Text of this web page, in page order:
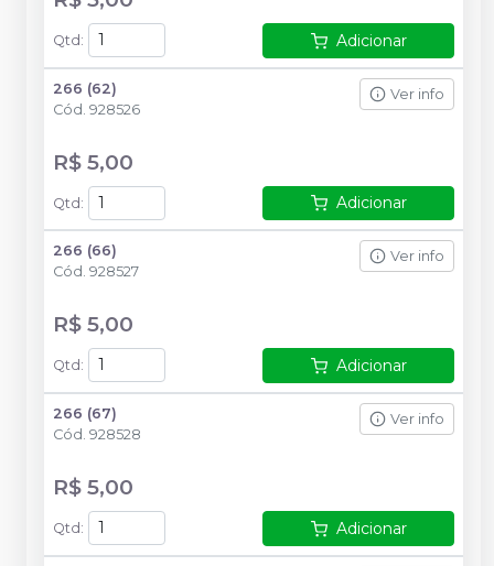
Qtd: Adicionar
266 (62)
Cód. 928526
Ver info
R$ 5,00
Qtd: Adicionar
266 (66)
Cód. 928527
Ver info
R$ 5,00
Qtd : Adicionar
266 (67)
Cód. 928528
Ver info
R$ 5,00
Qtd : Adicionar